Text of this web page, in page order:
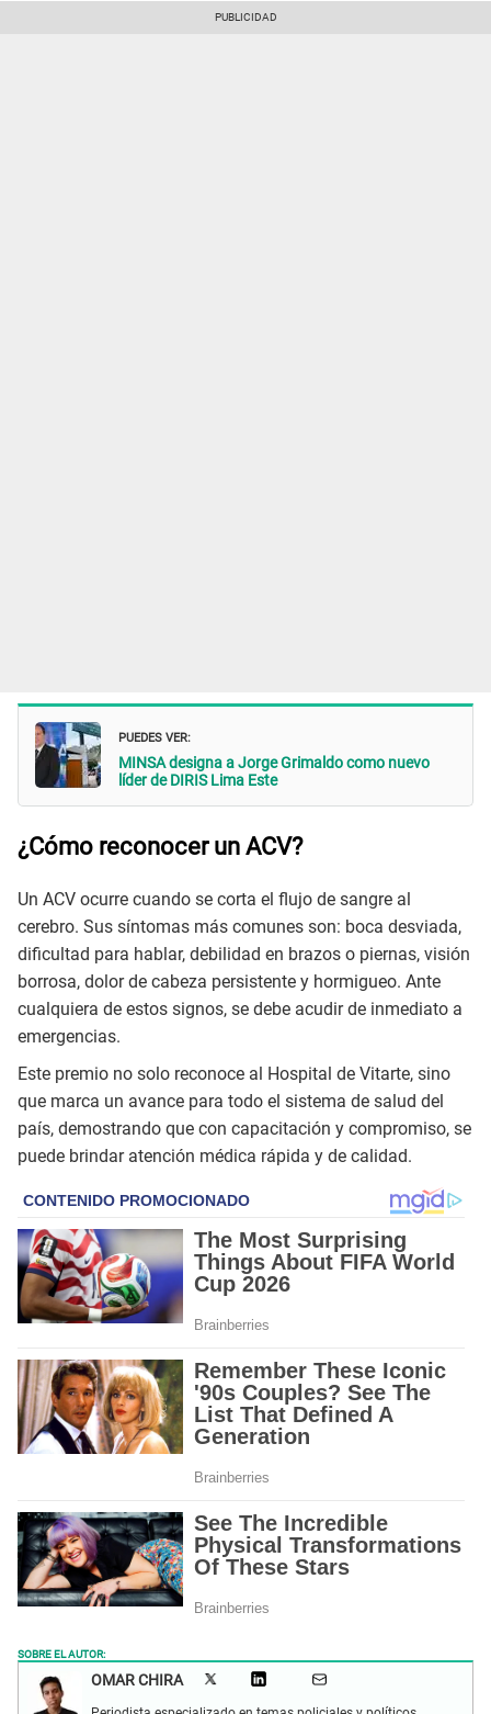
PUEDES VER:
MINSA designa a Jorge Grimaldo como nuevo
líder de DIRIS Lima Este
¿Cómo reconocer un ACV?
Un ACV ocurre cuando se corta el flujo de sangre al
cerebro. Sus síntomas más comunes son: boca desviada,
dificultad para hablar, debilidad en brazos o piernas, visión
borrosa, dolor de cabeza persistente y hormigueo. Ante
cualquiera de estos signos, se debe acudir de inmediato a
emergencias.
Este premio no solo reconoce al Hospital de Vitarte, sino
que marca un avance para todo el sistema de salud del
país, demostrando que con capacitación y compromiso, se
puede brindar atención médica rápida y de calidad.
SOBRE EL AUTOR:
OMAR CHIRA